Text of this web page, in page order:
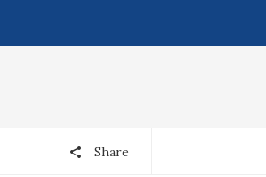
Share